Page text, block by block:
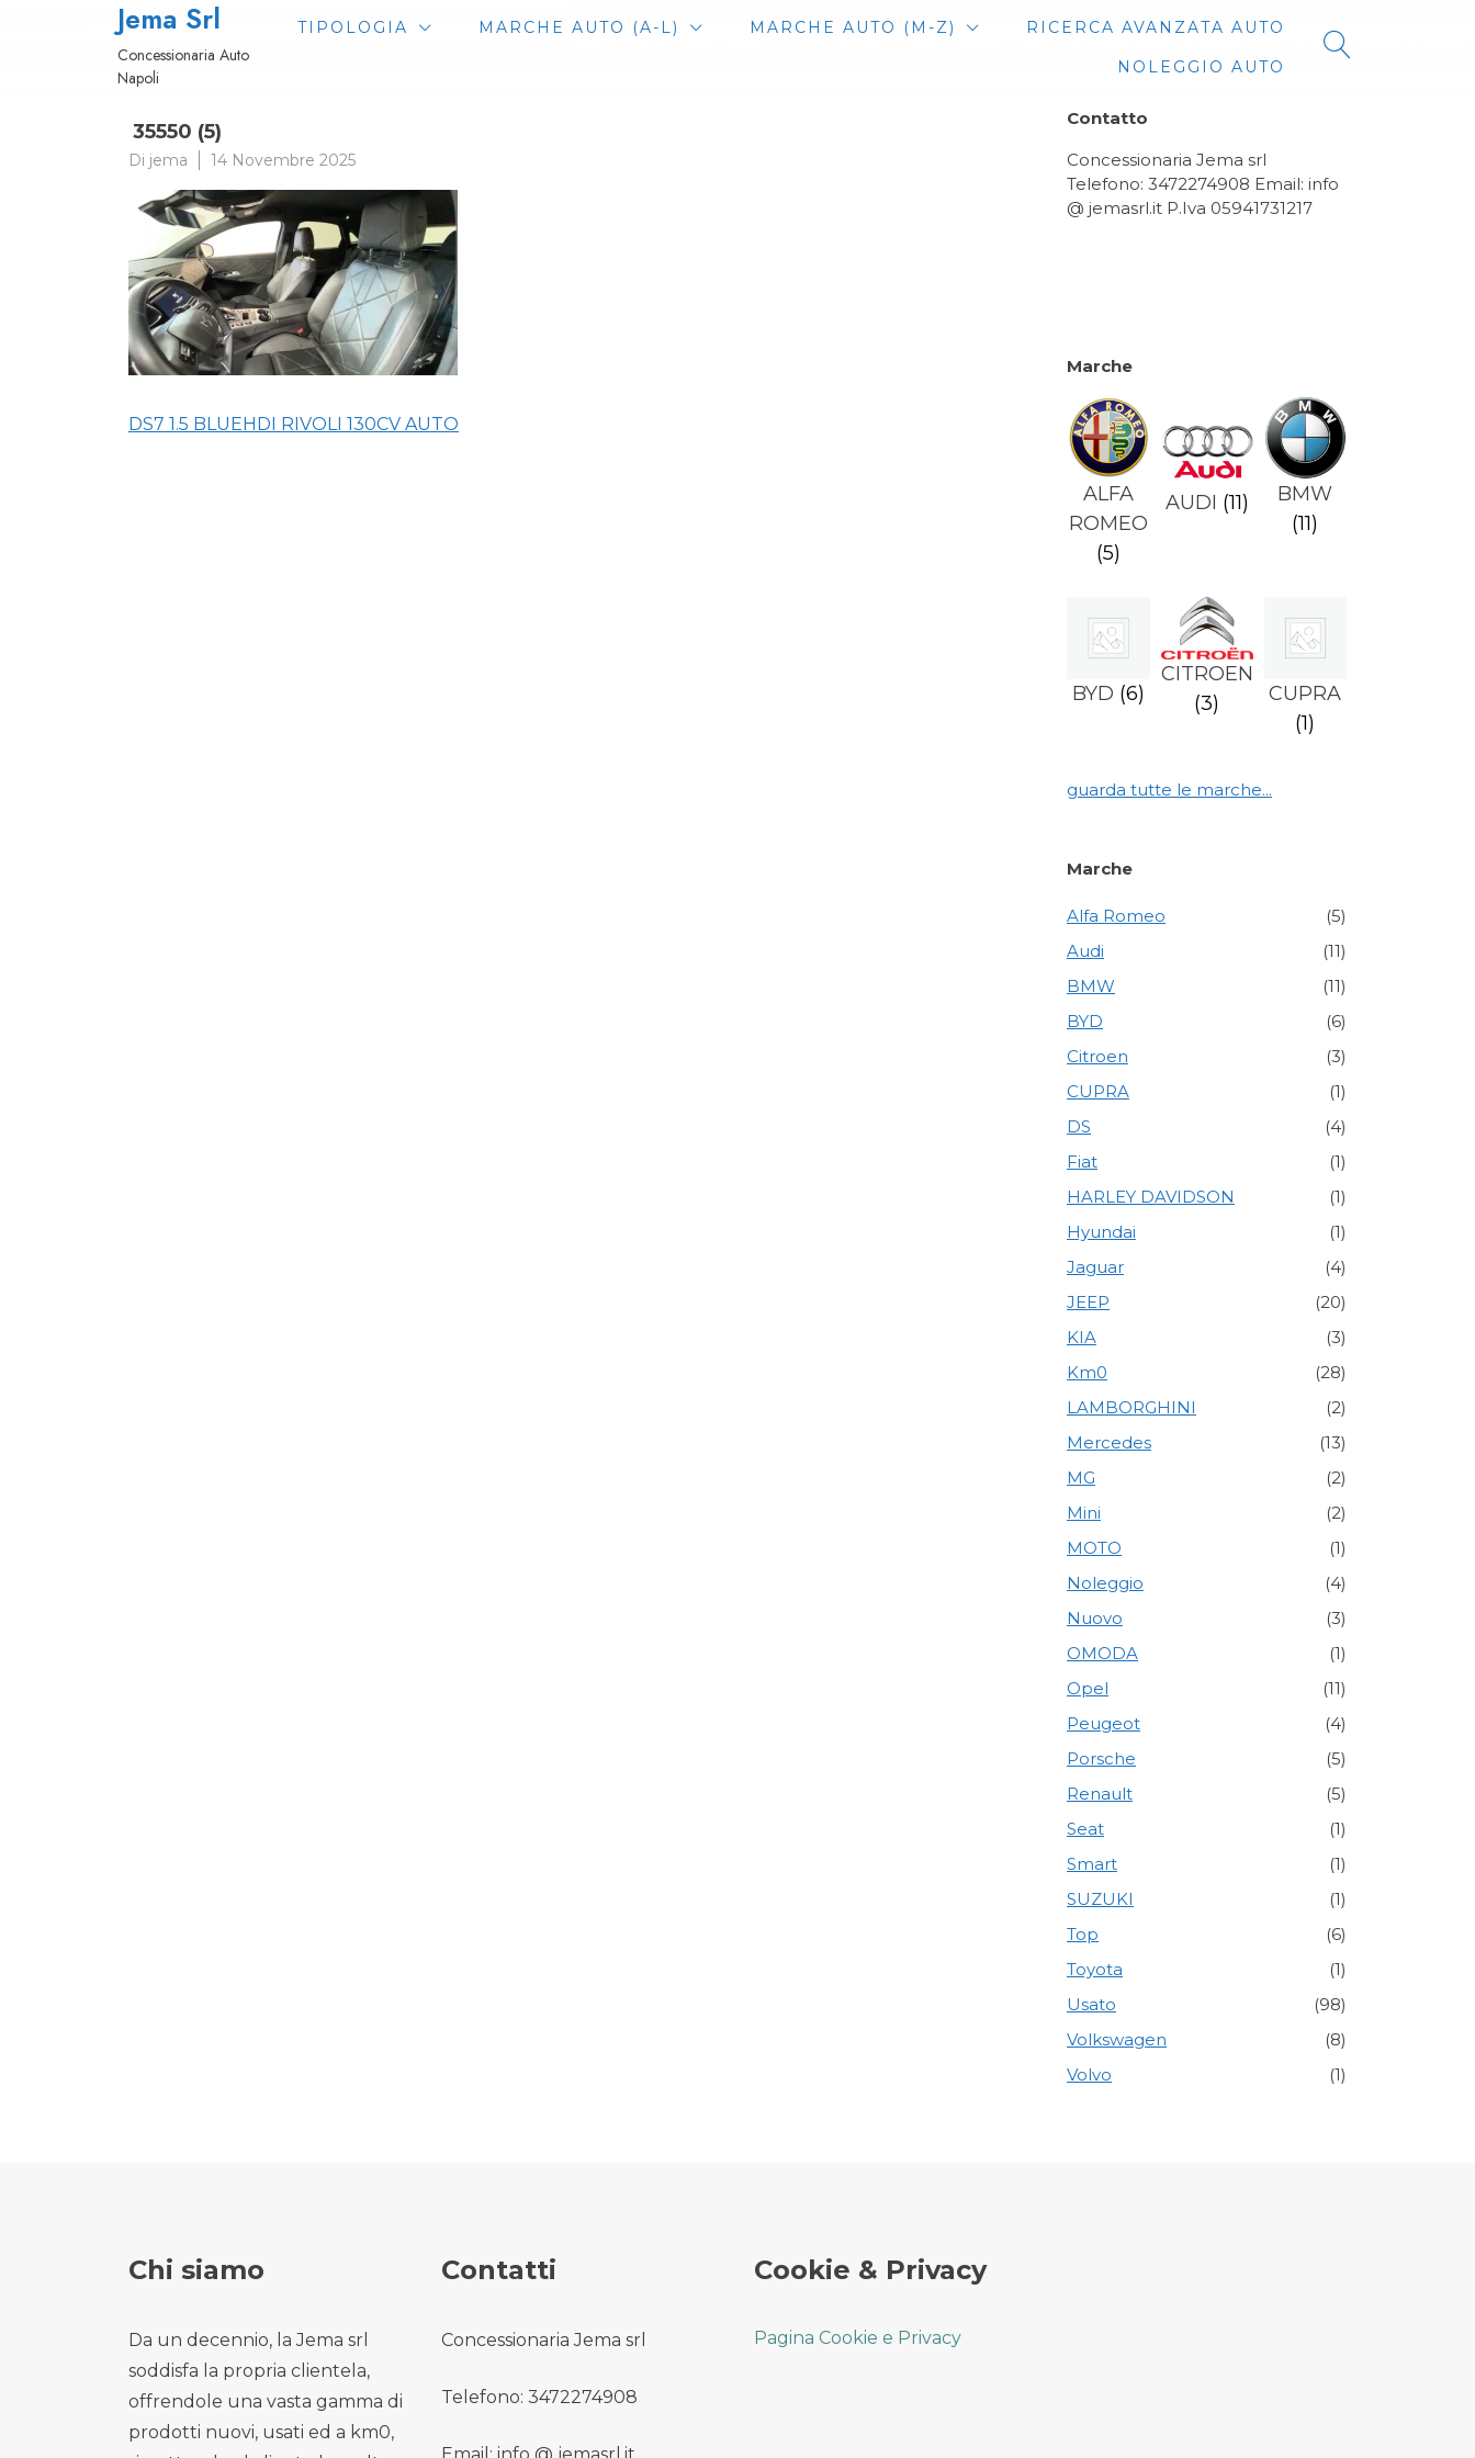
Jema Srl
Concessionaria Auto
Napoli
TIPOLOGIA MARCHE AUTO (A-L) MARCHE AUTO (M-Z)
RICERCA AVANZATA AUTO
NOLEGGIO AUTO
35550 (5)
Di jema 14 Novembre 2025
Navigazione
DS7 1.5 BLUEHDI RIVOLI 130CV AUTO
Contatto
Concessionaria Jema srl
Telefono: 3472274908 Email: info
@ jemasrl.it P.Iva 05941731217
Marche
ALFA
ROMEO
(5)
AUDI (11)
BMW
(11)
BYD (6)
CITROEN
(3)
CUPRA
(1)
guarda tutte le marche...
Marche
Alfa Romeo
(5)
Audi
(11)
BMW
(11)
BYD
(6)
Citroen
(3)
CUPRA
(1)
DS
(4)
Fiat
(1)
HARLEY DAVIDSON
(1)
Hyundai
(1)
Jaguar
(4)
JEEP
(20)
KIA
(3)
Km0
(28)
LAMBORGHINI
(2)
Mercedes
(13)
MG
(2)
Mini
(2)
MOTO
(1)
Noleggio
(4)
Nuovo
(3)
OMODA
(1)
Opel
(11)
Peugeot
(4)
Porsche
(5)
Renault
(5)
Seat
(1)
Smart
(1)
SUZUKI
(1)
Top
(6)
Toyota
(1)
Usato
(98)
Volkswagen
(8)
Volvo
(1)
Chi siamo
Da un decennio, la Jema srl
soddisfa la propria clientela,
offrendole una vasta gamma di
prodotti nuovi, usati ed a km0,
Contatti
Concessionaria Jema srl
Telefono: 3472274908
Cookie & Privacy
Pagina Cookie e Privacy